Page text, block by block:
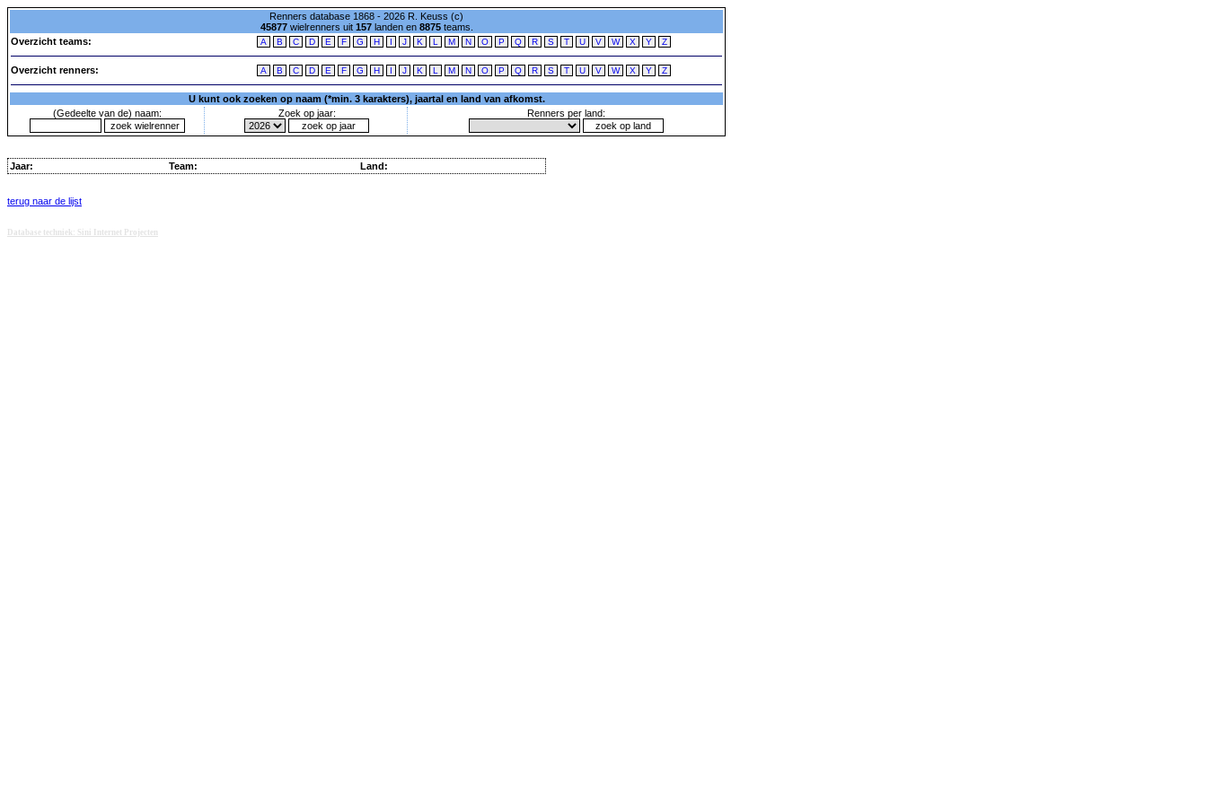
Renners database 1868 - 2026 R. Keuss (c)
45877wielrenners uit 157landen en 8875teams.
Overzicht teams:
A B C D E F G H I J K L M N O P Q R S T U V W X Y Z
Overzicht renners: A B C D E F G H I J K L M N O P Q R S T U V W X Y Z
U kunt ook zoeken op naam (*min. 3 karakters), jaartal en land van afkomst.
(Gedeelte van de) naam:
Zoek op jaar: Renners per land:
Jaar: Team: Land:
terug naar de lijst
Database techniek: Sini Internet Projecten